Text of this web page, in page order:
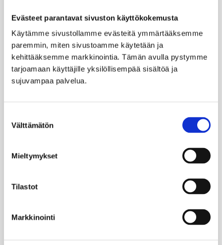
Evästeet parantavat sivuston käyttökokemusta
Käytämme sivustollamme evästeitä ymmärtääksemme
paremmin, miten sivustoamme käytetään ja
kehittääksemme markkinointia. Tämän avulla pystymme
tarjoamaan käyttäjille yksilöllisempää sisältöä ja
sujuvampaa palvelua.
valinta
Välttämätön
Mieltymykset
Tilastot
Markkinointi